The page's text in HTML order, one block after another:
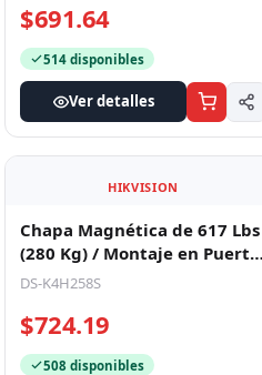
$691.64
514 disponibles
Ver detalles
HIKVISION
Chapa Magnética de 617 Lbs
(280 Kg) / Montaje en Puerta
Normal o de Vidrio / Cer
DS-K4H258S
$724.19
508 disponibles